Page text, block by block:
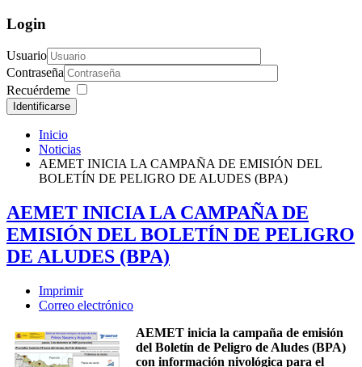
Login
Usuario
Contraseña
Recuérdeme
Identificarse
Inicio
Noticias
AEMET INICIA LA CAMPAÑA DE EMISIÓN DEL
BOLETÍN DE PELIGRO DE ALUDES (BPA)
AEMET INICIA LA CAMPAÑA DE
EMISIÓN DEL BOLETÍN DE PELIGRO
DE ALUDES (BPA)
Imprimir
Correo electrónico
AEMET inicia la campaña de emisión
del Boletín de Peligro de Aludes (BPA)
con información nivológica para el